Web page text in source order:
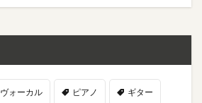
ヴォーカル ピアノ ギター